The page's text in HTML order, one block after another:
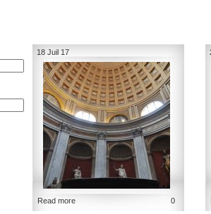
18 Juil 17
Read more 0